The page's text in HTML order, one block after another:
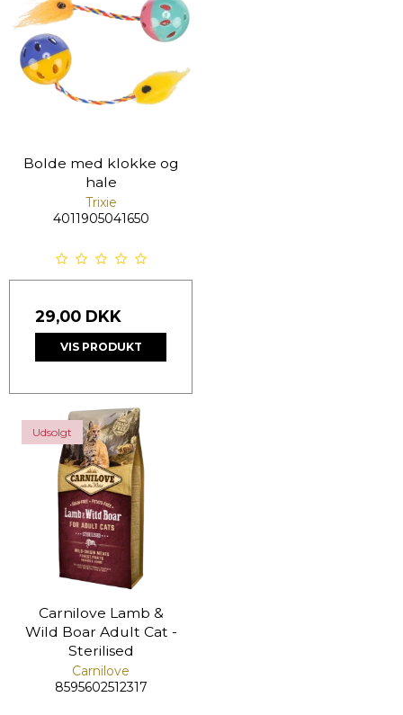
Bolde med klokke og
hale
Trixie
4011905041650
29,00 DKK
VIS PRODUKT
Udsolgt
Carnilove Lamb &
Wild Boar Adult Cat -
Sterilised
Carnilove
8595602512317